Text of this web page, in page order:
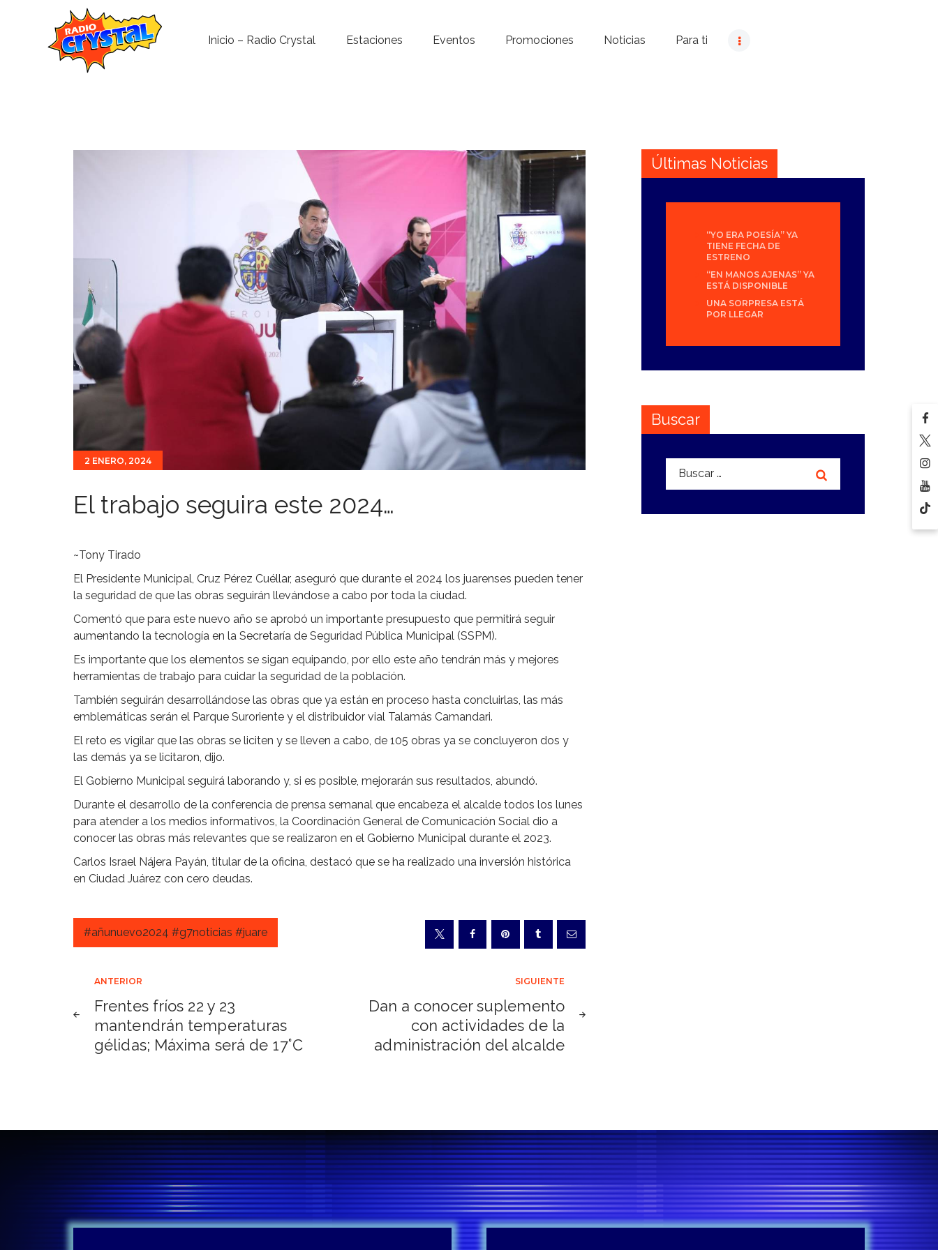
Inicio – Radio Crystal Estaciones Eventos Promociones Noticias Para ti
Noticias
Para ti
Contacto
2 ENERO, 2024
El trabajo seguira este 2024…
~Tony Tirado
El Presidente Municipal, Cruz Pérez Cuéllar, aseguró que durante el 2024 los juarenses pueden tener
la seguridad de que las obras seguirán llevándose a cabo por toda la ciudad.
Comentó que para este nuevo año se aprobó un importante presupuesto que permitirá seguir
aumentando la tecnología en la Secretaría de Seguridad Pública Municipal (SSPM).
Es importante que los elementos se sigan equipando, por ello este año tendrán más y mejores
herramientas de trabajo para cuidar la seguridad de la población.
También seguirán desarrollándose las obras que ya están en proceso hasta concluirlas, las más
emblemáticas serán el Parque Suroriente y el distribuidor vial Talamás Camandari.
El reto es vigilar que las obras se liciten y se lleven a cabo, de 105 obras ya se concluyeron dos y
las demás ya se licitaron, dijo.
El Gobierno Municipal seguirá laborando y, si es posible, mejorarán sus resultados, abundó.
Durante el desarrollo de la conferencia de prensa semanal que encabeza el alcalde todos los lunes
para atender a los medios informativos, la Coordinación General de Comunicación Social dio a
conocer las obras más relevantes que se realizaron en el Gobierno Municipal durante el 2023.
Carlos Israel Nájera Payán, titular de la oficina, destacó que se ha realizado una inversión histórica
en Ciudad Juárez con cero deudas.
#añunuevo2024 #g7noticias #juare
Navegación
de
entradas
ANTERIOR
Frentes fríos 22 y 23
mantendrán temperaturas
gélidas; Máxima será de 17°C
SIGUIENTE
Dan a conocer suplemento
con actividades de la
administración del alcalde
Últimas Noticias
“YO ERA POESÍA” YA
TIENE FECHA DE
ESTRENO
“EN MANOS AJENAS” YA
ESTÁ DISPONIBLE
UNA SORPRESA ESTÁ
POR LLEGAR
Buscar
Buscar: